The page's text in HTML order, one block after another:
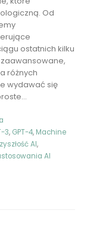
Od
ostatnich kilku
zaawansowane,
różnych
wydawać się
3, GPT-4, Machine
AI,
AI